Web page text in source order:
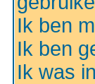
Ik ben
Ik ben
Ik was